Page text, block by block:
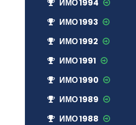
ИМО 1994
ИМО 1993
ИМО 1992
ИМО 1991
ИМО 1990
ИМО 1989
ИМО 1988